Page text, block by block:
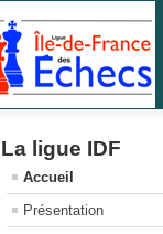
La ligue IDF
Accueil
Présentation